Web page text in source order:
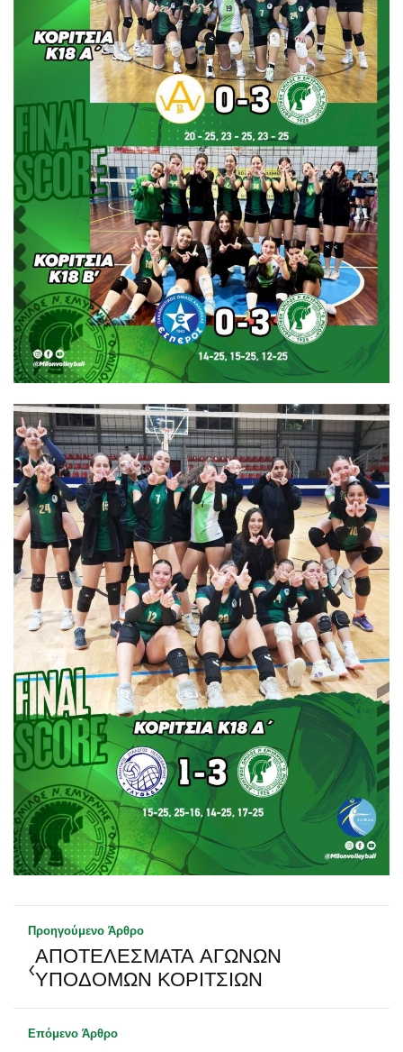
Προηγούμενο Άρθρο
‹ΑΠΟΤΕΛΕΣΜΑΤΑ ΑΓΩΝΩΝ
ΥΠΟΔΟΜΩΝ ΚΟΡΙΤΣΙΩΝ
Επόμενο Άρθρο